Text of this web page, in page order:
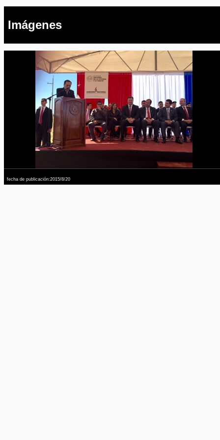
Imágenes
fecha de publicación:2015/8/20